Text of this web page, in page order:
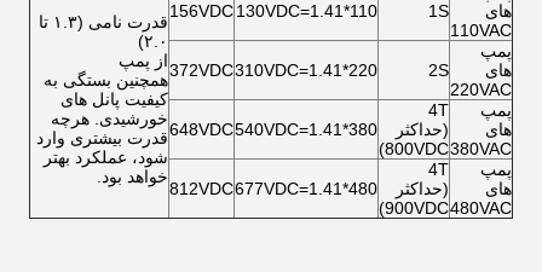
های
110VAC
1S
110*1.41=130VDC
156VDC
قدرت نامی (۱.۳ تا
۲.۰)
از پمپ
همچنین بستگی به
کیفیت پانل های
خورشیدی. هرچه
قدرت بیشتری وارد
شود، عملکرد بهتر
خواهد بود.
پمپ
های
220VAC
2S
220*1.41=310VDC
372VDC
پمپ
های
380VAC
4T
(حداکثر
800VDC)
380*1.41=540VDC
648VDC
پمپ
های
480VAC
4T
(حداکثر
900VDC)
480*1.41=677VDC
812VDC